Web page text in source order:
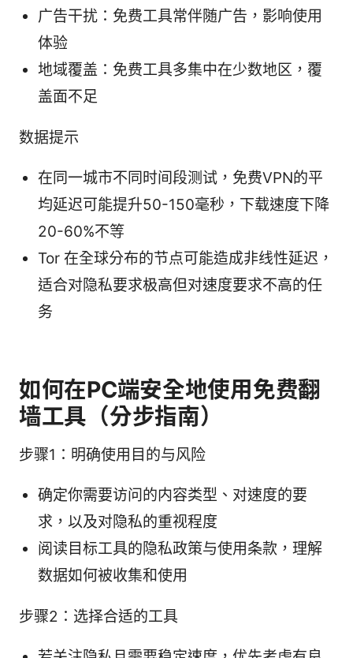
广告干扰：免费工具常伴随广告，影响使用
体验
地域覆盖：免费工具多集中在少数地区，覆
盖面不足
数据提示
在同一城市不同时间段测试，免费VPN的平
均延迟可能提升50-150毫秒，下载速度下降
20-60%不等
Tor 在全球分布的节点可能造成非线性延迟，
适合对隐私要求极高但对速度要求不高的任
务
如何在PC端安全地使用免费翻
墙工具（分步指南）
步骤1：明确使用目的与风险
确定你需要访问的内容类型、对速度的要
求，以及对隐私的重视程度
阅读目标工具的隐私政策与使用条款，理解
数据如何被收集和使用
步骤2：选择合适的工具